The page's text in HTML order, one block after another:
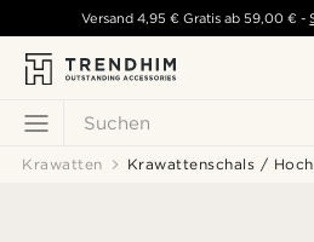
Suchen
Versand 4,95 € Gratis ab 59,00 € -
Krawatten Krawattenschals /